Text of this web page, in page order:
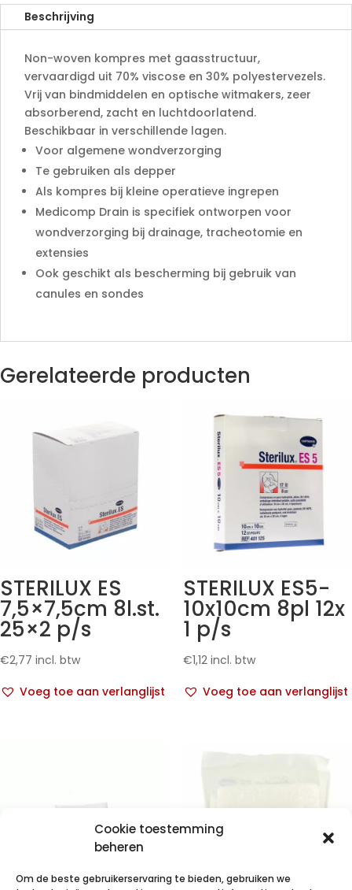
Cookie toestemming
beheren
Om de beste gebruikerservaring te bieden, gebruiken we
a
t
Beschrijving
Non-woven kompres met gaasstructuur,
vervaardigd uit 70% viscose en 30% polyestervezels.
Vrij van bindmiddelen en optische witmakers, zeer
absorberend, zacht en luchtdoorlatend.
Beschikbaar in verschillende lagen.
Voor algemene wondverzorging
Te gebruiken als depper
Als kompres bij kleine operatieve ingrepen
Medicomp Drain is specifiek ontworpen voor
wondverzorging bij drainage, tracheotomie en
extensies
Ook geschikt als bescherming bij gebruik van
canules en sondes
Gerelateerde producten
STERILUX ES
7,5×7,5cm 8l.st.
25×2 p/s
€2,77 incl. btw
Voeg toe aan verlanglijst
STERILUX ES5-
10x10cm 8pl 12x
1 p/s
€1,12 incl. btw
Voeg toe aan verlanglijst